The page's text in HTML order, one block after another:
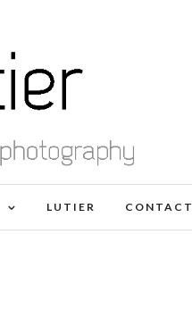
LUTIER CONTACT